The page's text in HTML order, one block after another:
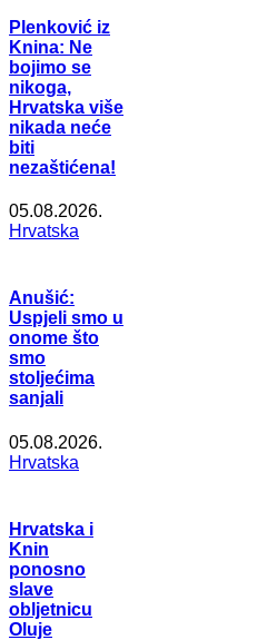
Plenković iz
Knina: Ne
bojimo se
nikoga,
Hrvatska više
nikada neće
biti
nezaštićena!
05.08.2026.
Hrvatska
Anušić:
Uspjeli smo u
onome što
smo
stoljećima
sanjali
05.08.2026.
Hrvatska
Hrvatska i
Knin
ponosno
slave
obljetnicu
Oluje